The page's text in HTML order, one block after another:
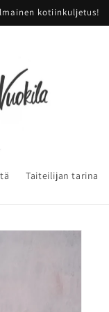
kotiinkuljetus!
Taiteilijan tarina